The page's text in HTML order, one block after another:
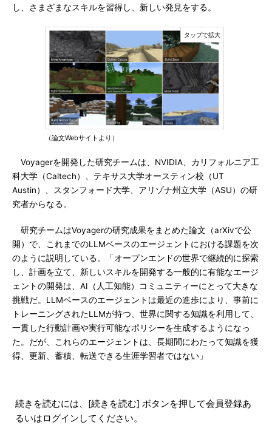
し、さまざまなスキルを習得し、新しい発見をする。
（論文Webサイトより）
Voyagerを開発した研究チームは、NVIDIA、カリフォルニア工
科大学（Caltech）、テキサス大学オースティン校（UT
Austin）、スタンフォード大学、アリゾナ州立大学（ASU）の研
究者からなる。
研究チームはVoyagerの研究成果をまとめた論文（arXivで公
開）で、これまでのLLMベースのエージェントにおける課題を次
のように説明している。「オープンエンドの世界で継続的に探索
し、計画を立て、新しいスキルを開発する一般的に有能なエージ
ェントの開発は、AI（人工知能）コミュニティーにとって大きな
挑戦だ。LLMベースのエージェントは最近の進歩により、事前に
トレーニングされたLLMが持つ、世界に関する知識を利用して、
一貫した行動計画や実行可能なポリシーを生成するようになっ
た。だが、これらのエージェントは、長期間にわたって知識を獲
得、更新、蓄積、転送できる生涯学習者ではない」
続きを読むには、[続きを読む] ボタンを押して会員登録あ
るいはログインしてください。